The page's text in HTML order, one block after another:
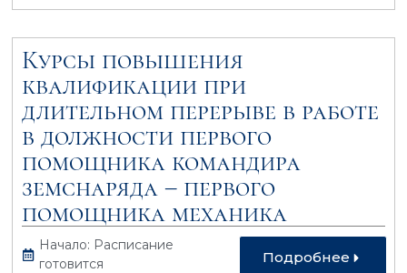
Курсы повышения
квалификации при
длительном перерыве в работе
в должности первого
помощника командира
земснаряда – первого
помощника механика
Начало: Расписание
готовится
Подробнее